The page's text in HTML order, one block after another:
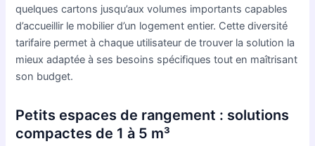
quelques cartons jusqu’aux volumes importants capables
d’accueillir le mobilier d’un logement entier. Cette diversité
tarifaire permet à chaque utilisateur de trouver la solution la
mieux adaptée à ses besoins spécifiques tout en maîtrisant
son budget.
Petits espaces de rangement : solutions
compactes de 1 à 5 m³